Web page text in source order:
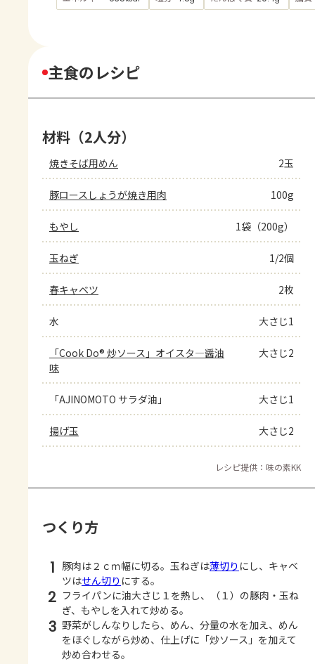
主食のレシピ
材料（2人分）
焼きそば用めん 2玉
豚ロースしょうが焼き用肉 100g
もやし 1袋（200g）
玉ねぎ 1/2個
春キャベツ 2枚
水 大さじ1
「Cook Do® 炒ソース」オイスタ―醤油
味
大さじ2
「AJINOMOTO サラダ油」 大さじ1
揚げ玉 大さじ2
レシピ提供：味の素KK
つくり方
1 豚肉は２ｃｍ幅に切る。玉ねぎは薄切り にし、キャベ
ツはせん切り にする。
2 フライパンに油大さじ１を熱し、（１）の豚肉・玉ね
ぎ、もやしを入れて炒める。
3 野菜がしんなりしたら、めん、分量の水を加え、めん
をほぐしながら炒め、仕上げに「炒ソース」を加えて
炒め合わせる。